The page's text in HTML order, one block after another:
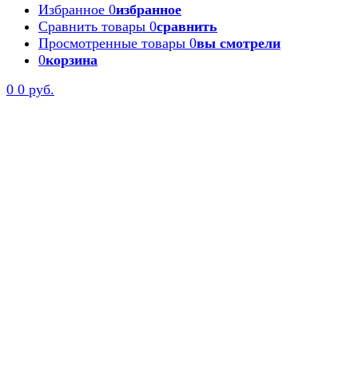
Избранное 0избранное
Сравнить товары 0сравнить
Просмотренные товары 0вы смотрели
0корзина
0 0 руб.